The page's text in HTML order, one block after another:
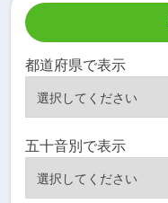
都道府県で表示
五十音別で表示